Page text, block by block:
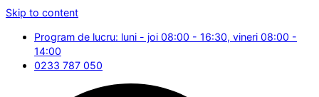
Skip to content
Program de lucru: luni - joi 08:00 - 16:30, vineri 08:00 -
14:00
0233 787 050